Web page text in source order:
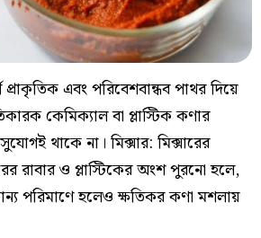
এবং পরিবেশবান্ধব পাথর দিয়ে
কেমিক্যাল বা প্লাস্টিক কণার
থাকে না। মিক্সার: মিক্সারের
রাবার ও প্লাস্টিকের অংশ পুরনো হলে,
পরিমাণে হলেও ক্ষতিকর কণা মশলায়